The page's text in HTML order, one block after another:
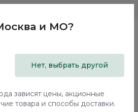
Кровати
с подъемным механизмом Эвора /
и МО?
Нет, выбрать другой
зависят цены, акционные
товара и способы доставки.